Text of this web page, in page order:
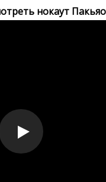
нокаут Пакьяо